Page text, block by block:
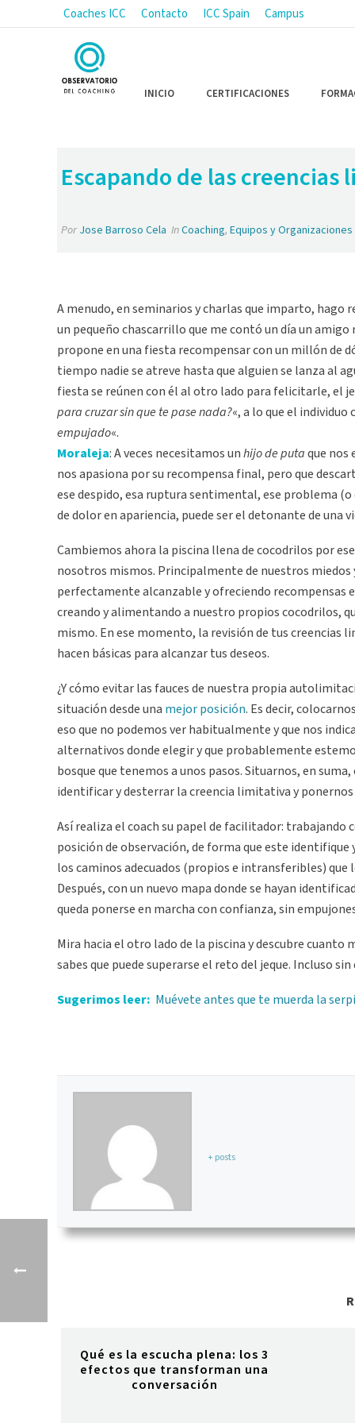
Coaches ICC Contacto ICC Spain Campus
INICIO CERTIFICACIONES
Escapando de las
Por Jose Barroso Cela InCoaching, Equipos y
A menudo, en seminarios y charlas que imparto, hago
un pequeño chascarrillo que me contó un día un amigo
propone en una fiesta recompensar con un millón de
tiempo nadie se atreve hasta que alguien se lanza al
fiesta se reúnen con él al otro lado para felicitarle, el
para cruzar sin que te pase nada?«, a lo que el individuo
empujado«.
Moraleja: A veces necesitamos unhijo de putaque nos
nos apasiona por su recompensa final, pero que
ese despido, esa ruptura sentimental, ese problema
de dolor en apariencia, puede ser el detonante de una
Cambiemos ahora la piscina llena de cocodrilos por
nosotros mismos. Principalmente de nuestros
perfectamente alcanzable y ofreciendo recompensas
creando y alimentando a nuestro propios cocodrilos,
mismo. En ese momento, la revisión de tus creencias
hacen básicas para alcanzar tus deseos.
¿Y cómo evitar las fauces de nuestra propia
situación desde una mejor posición. Es decir,
eso que no podemos ver habitualmente y que nos
alternativos donde elegir y que probablemente
bosque que tenemos a unos pasos. Situarnos, en
identificar y desterrar la creencia limitativa y ponernos
Así realiza el coach su papel de facilitador: trabajando
posición de observación, de forma que este identifique
los caminos adecuados (propios e intransferibles)
Después, con un nuevo mapa donde se hayan
queda ponerse en marcha con confianza, sin
Mira hacia el otro lado de la piscina y descubre cuanto
sabes que puede superarse el reto del jeque. Incluso
Sugerimos leer: Muévete antes que te muerda la
+ posts
Qué es la escucha plena: los 3
efectos que transforman una
conversación